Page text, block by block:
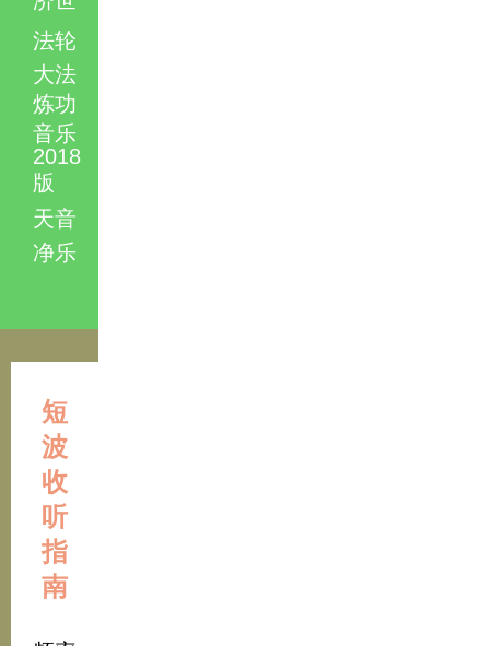
法轮
大法
炼功
音乐
2018
版
天音
净乐
短
波
收
听
指
南